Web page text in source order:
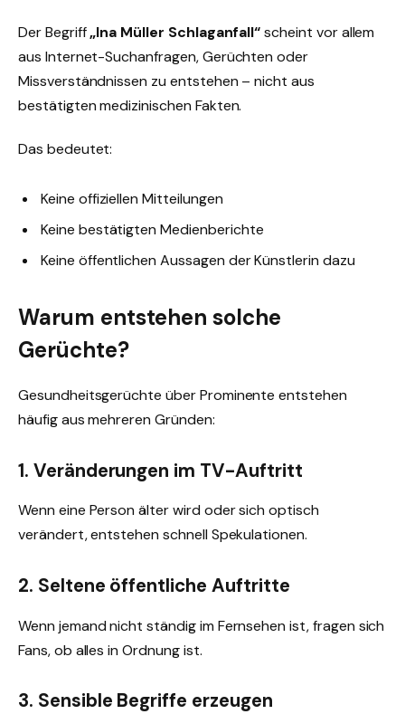
Der Begriff„Ina Müller Schlaganfall“scheint vor allem
aus Internet-Suchanfragen, Gerüchten oder
Missverständnissen zu entstehen – nicht aus
bestätigten medizinischen Fakten.
Das bedeutet:
Keine offiziellen Mitteilungen
Keine bestätigten Medienberichte
Keine öffentlichen Aussagen der Künstlerin dazu
Warum entstehen solche
Gerüchte?
Gesundheitsgerüchte über Prominente entstehen
häufig aus mehreren Gründen:
1. Veränderungen im TV-Auftritt
Wenn eine Person älter wird oder sich optisch
verändert, entstehen schnell Spekulationen.
2. Seltene öffentliche Auftritte
Wenn jemand nicht ständig im Fernsehen ist, fragen sich
Fans, ob alles in Ordnung ist.
3. Sensible Begriffe erzeugen